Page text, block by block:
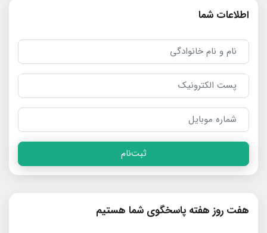
اطلاعات شما
ثبت‌نام
هفت روز هفته پاسخگوی شما هستیم